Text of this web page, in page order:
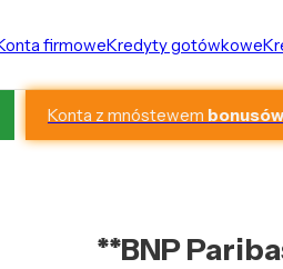
firmoweKredyty gotówkowe
Konta z mnóstewem
**BNP